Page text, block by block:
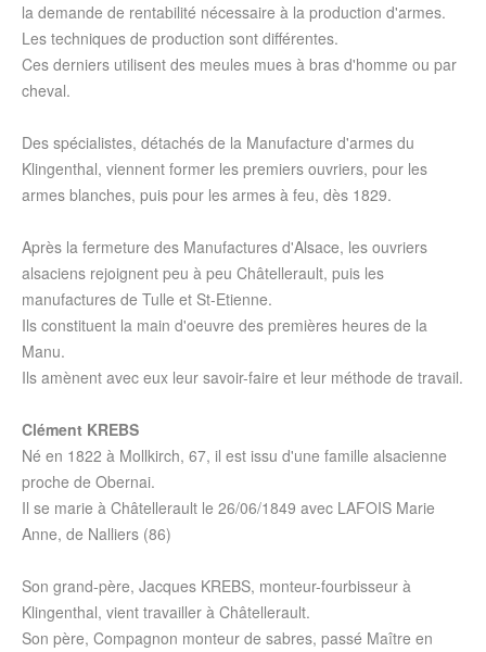
la demande de rentabilité nécessaire à la production d'armes.
Les techniques de production sont différentes.
Ces derniers utilisent des meules mues à bras d'homme ou par
cheval.
Des spécialistes, détachés de la Manufacture d'armes du
Klingenthal, viennent former les premiers ouvriers, pour les
armes blanches, puis pour les armes à feu, dès 1829.
Après la fermeture des Manufactures d'Alsace, les ouvriers
alsaciens rejoignent peu à peu Châtellerault, puis les
manufactures de Tulle et St-Etienne.
Ils constituent la main d'oeuvre des premières heures de la
Manu.
Ils amènent avec eux leur savoir-faire et leur méthode de travail.
Clément KREBS
Né en 1822 à Mollkirch, 67, il est issu d'une famille alsacienne
proche de Obernai.
Il se marie à Châtellerault le 26/06/1849 avec LAFOIS Marie
Anne, de Nalliers (86)
Son grand-père, Jacques KREBS, monteur-fourbisseur à
Klingenthal, vient travailler à Châtellerault.
Son père, Compagnon monteur de sabres, passé Maître en